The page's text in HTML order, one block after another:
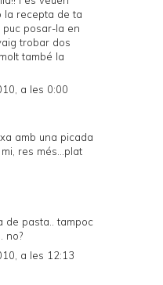
la recepta de ta
posar-la en
trobar dos
també la
a les 0:00
amb una picada
res més...plat
de pasta.. tampoc
no?
a les 12:13